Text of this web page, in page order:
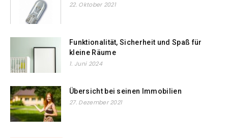
22. Oktober 2021
Funktionalität, Sicherheit und Spaß für
kleine Räume
1. Juni 2024
Übersicht bei seinen Immobilien
27. Dezember 2021